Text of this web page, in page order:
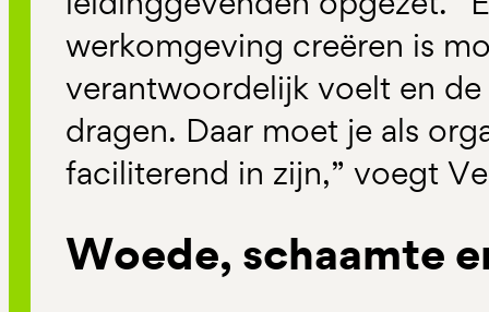
werkomgeving creëren is
verantwoordelijk voelt en
dragen. Daar moet je als
faciliterend in zijn,” voegt
Woede, schaamte